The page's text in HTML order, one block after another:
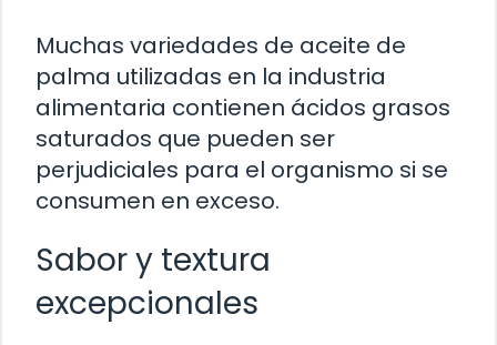
Muchas variedades de aceite de
palma utilizadas en la industria
alimentaria contienen ácidos grasos
saturados que pueden ser
perjudiciales para el organismo si se
consumen en exceso.
Sabor y textura
excepcionales